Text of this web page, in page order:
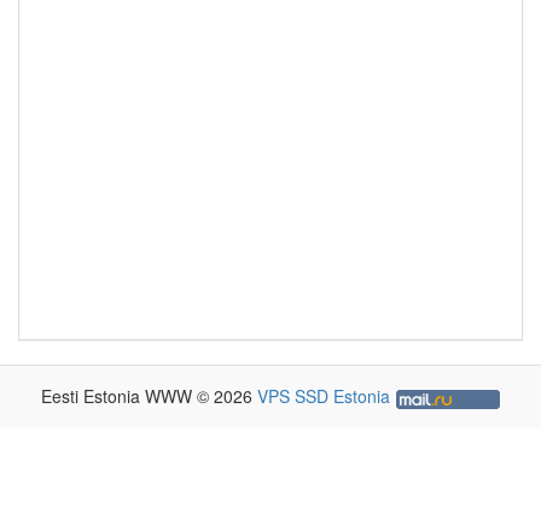
Eesti Estonia WWW © 2026 VPS SSD Estonia